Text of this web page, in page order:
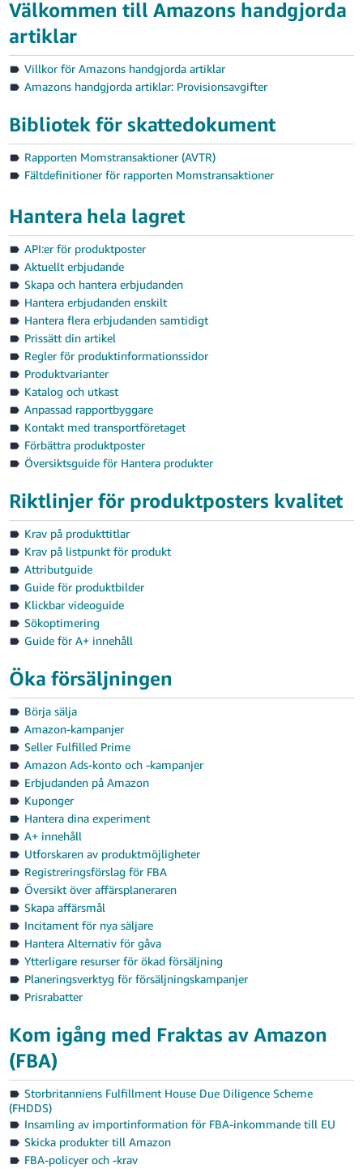
Välkommen till Amazons handgjorda
artiklar
Villkor för Amazons handgjorda artiklar
Amazons handgjorda artiklar: Provisionsavgifter
Bibliotek för skattedokument
Rapporten Momstransaktioner (AVTR)
Fältdefinitioner för rapporten Momstransaktioner
Hantera hela lagret
API:er för produktposter
Aktuellt erbjudande
Skapa och hantera erbjudanden
Hantera erbjudanden enskilt
Hantera flera erbjudanden samtidigt
Prissätt din artikel
Regler för produktinformationssidor
Produktvarianter
Katalog och utkast
Anpassad rapportbyggare
Kontakt med transportföretaget
Förbättra produktposter
Översiktsguide för Hantera produkter
Riktlinjer för produktposters kvalitet
Krav på produkttitlar
Krav på listpunkt för produkt
Attributguide
Guide för produktbilder
Klickbar videoguide
Sökoptimering
Guide för A+ innehåll
Öka försäljningen
Börja sälja
Amazon-kampanjer
Seller Fulfilled Prime
Amazon Ads-konto och -kampanjer
Erbjudanden på Amazon
Kuponger
Hantera dina experiment
A+ innehåll
Utforskaren av produktmöjligheter
Registreringsförslag för FBA
Översikt över affärsplaneraren
Skapa affärsmål
Incitament för nya säljare
Hantera Alternativ för gåva
Ytterligare resurser för ökad försäljning
Planeringsverktyg för försäljningskampanjer
Prisrabatter
Kom igång med Fraktas av Amazon
(FBA)
Storbritanniens Fulfillment House Due Diligence Scheme
(FHDDS)
Insamling av importinformation för FBA-inkommande till EU
Skicka produkter till Amazon
FBA-policyer och -krav